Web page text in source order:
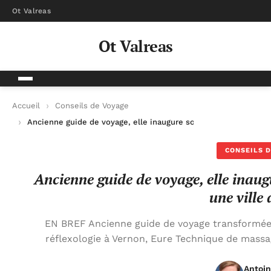
Ot Valreas
Ot Valreas
Accueil
Conseils de Voyage
Ancienne guide de voyage, elle inaugure son cabinet de
CONSEILS
Ancienne guide de voyage, elle
une ville
EN BREF Ancienne guide de voyage
réflexologie à Vernon, Eure Technique de